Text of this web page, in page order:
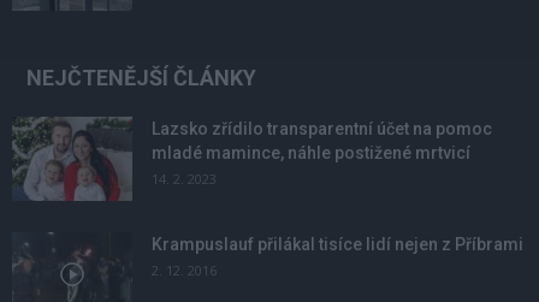
NEJČTENĚJŠÍ ČLÁNKY
Lazsko zřídilo transparentní účet na pomoc
mladé mamince, náhle postižené mrtvicí
14. 2. 2023
Krampuslauf přilákal tisíce lidí nejen z Příbrami
2. 12. 2016